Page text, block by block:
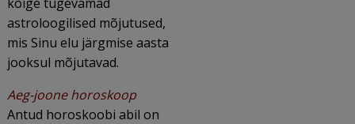
astroloogilised mõjutused,
mis Sinu elu järgmise aasta
jooksul mõjutavad.
Aeg-joone horoskoop
Antud horoskoobi abil on